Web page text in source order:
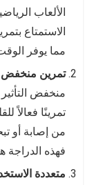
الألعاب
الاستمتاع
مما يوفر
تمرين منخفض
منخفض
تمرينًا فعالاً
من إصابة أو
فهذه الدراجة
متعددة